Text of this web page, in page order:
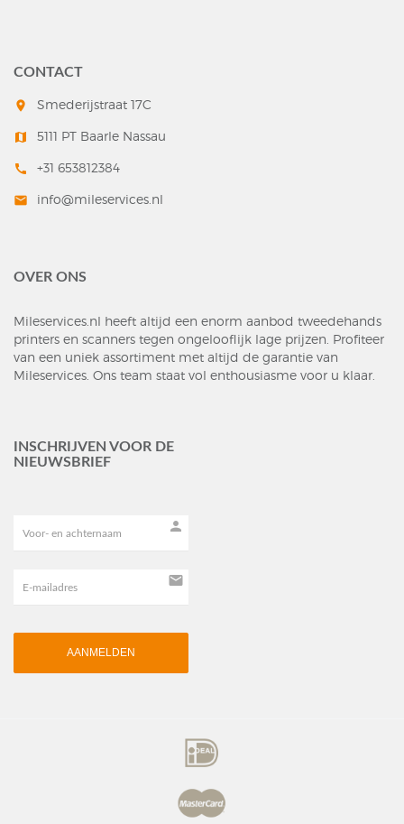
CONTACT
room Smederijstraat 17C
map 5111 PT Baarle Nassau
call +31 653812384
mail info@mileservices.nl
OVER ONS
Mileservices.nl heeft altijd een enorm aanbod tweedehands
printers en scanners tegen ongelooflijk lage prijzen. Profiteer
van een uniek assortiment met altijd de garantie van
Mileservices. Ons team staat vol enthousiasme voor u klaar.
INSCHRIJVEN VOOR DE
NIEUWSBRIEF
person
mail
AANMELDEN